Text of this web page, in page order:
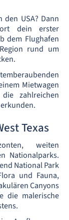
USA? Dann
dein erster
dem Flughafen
rund um
Mietwagen
zahlreichen
Texas
weiten
Nationalparks.
National Park
und Fauna,
Canyons
die malerische